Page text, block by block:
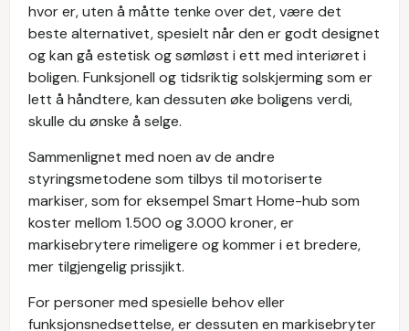
hvor er, uten å måtte tenke over det, være det
beste alternativet, spesielt når den er godt designet
og kan gå estetisk og sømløst i ett med interiøret i
boligen. Funksjonell og tidsriktig solskjerming som er
lett å håndtere, kan dessuten øke boligens verdi,
skulle du ønske å selge.
Sammenlignet med noen av de andre
styringsmetodene som tilbys til motoriserte
markiser, som for eksempel Smart Home-hub som
koster mellom 1.500 og 3.000 kroner, er
markisebrytere rimeligere og kommer i et bredere,
mer tilgjengelig prissjikt.
For personer med spesielle behov eller
funksjonsnedsettelse, er dessuten en markisebryter